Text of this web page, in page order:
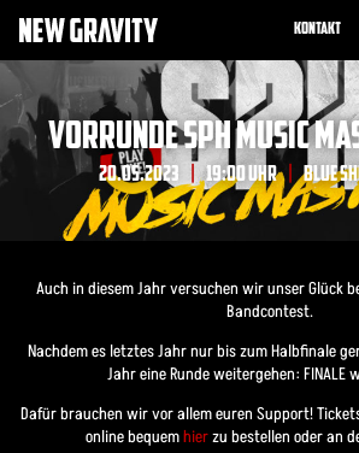
Kontakt
VORRUNDE SPH MUSIC
20.05.2023 19:00 UHR BLUE
Auch in diesem Jahr versuchen wir unser Glück
Bandcontest.
Nachdem es letztes Jahr nur bis zum Halbfinale
Jahr eine Runde weitergehen: FINALE
Dafür brauchen wir vor allem euren Support!
online bequemhierzu bestellen oder an